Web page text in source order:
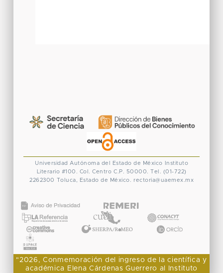
Universidad Autónoma del Estado de México
Instituto
Literario #100. Col. Centro C.P. 50000. Tel. (01-722)
2262300 Toluca, Estado de México. rectoria@uaemex.mx
"2026, Conmemoración del ingreso de la científica y
académica Elena Cárdenas Guerrero al Instituto